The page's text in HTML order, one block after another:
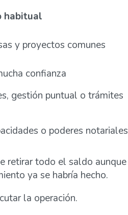
habitual
y proyectos comunes
confianza
gestión puntual o trámites
o poderes notariales
retirar todo el saldo aunque
ya se habría hecho.
la operación.